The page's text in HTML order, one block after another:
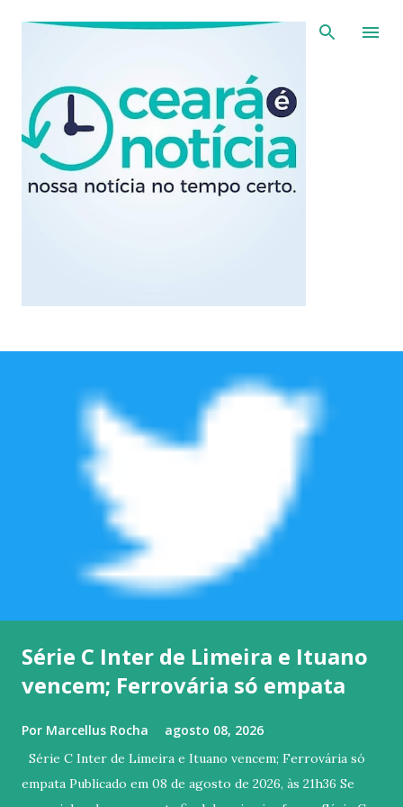
Pular para o conteúdo principal
Série C Inter de Limeira e Ituano
vencem; Ferrovária só empata
Por Marcellus Rocha agosto 08, 2026
Série C Inter de Limeira e Ituano vencem; Ferrovária só
empata Publicado em 08 de agosto de 2026, às 21h36 Se